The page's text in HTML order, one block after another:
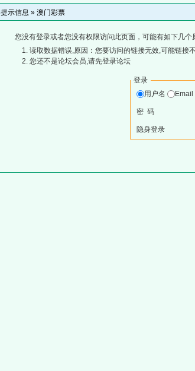
提示信息 » 澳门彩票
您没有登录或者您没有权限访问此页面，可能有如下几个
读取数据错误,原因：您要访问的链接无效,可能链接
您还不是论坛会员,请先登录论坛
登录
用户名
Email
密 码
隐身登录